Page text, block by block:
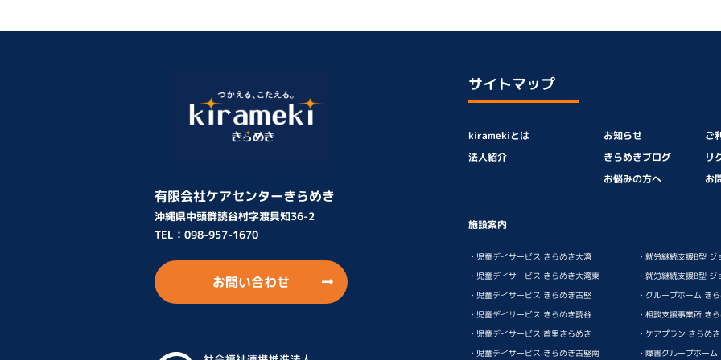
有限会社ケアセンターきらめき
沖縄県中頭群読谷村字渡具知36-2
TEL： 098-957-1670
お問い合わせ
サイトマップ
kiramekiとは
法人紹介
お知らせ
ご
きらめきブログ
リ
お悩みの方へ
お
施設案内
・児童デイサービス きらめき大湾
・児童デイサービス きらめき大湾東
・児童デイサービス きらめき古堅
・児童デイサービス きらめき読谷
・児童デイサービス 首里きらめき
・児童デイサービス きらめき古堅南
・就労継続支援B型 ジ
・就労継続支援B型
・グループホーム き
・相談支援事業所 き
・ケアプラン きらめ
・障害グループホー